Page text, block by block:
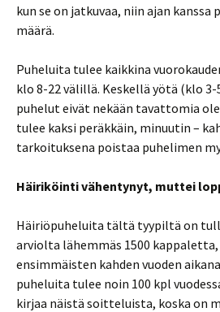
kun se on jatkuvaa, niin ajan
määrä.
Puheluita tulee kaikkina
klo 8-22 välillä. Keskellä yötä (klo
puhelut eivät nekään tavattomia
tulee kaksi peräkkäin, minuutin –
tarkoituksena poistaa puhelimen
Häiriköinti vähentynyt, muttei
Häiriöpuheluita tältä tyypiltä on
arviolta lähemmäs 1500
ensimmäisten kahden vuoden
puheluita tulee noin 100 kpl
kirjaa näistä soitteluista, koska on